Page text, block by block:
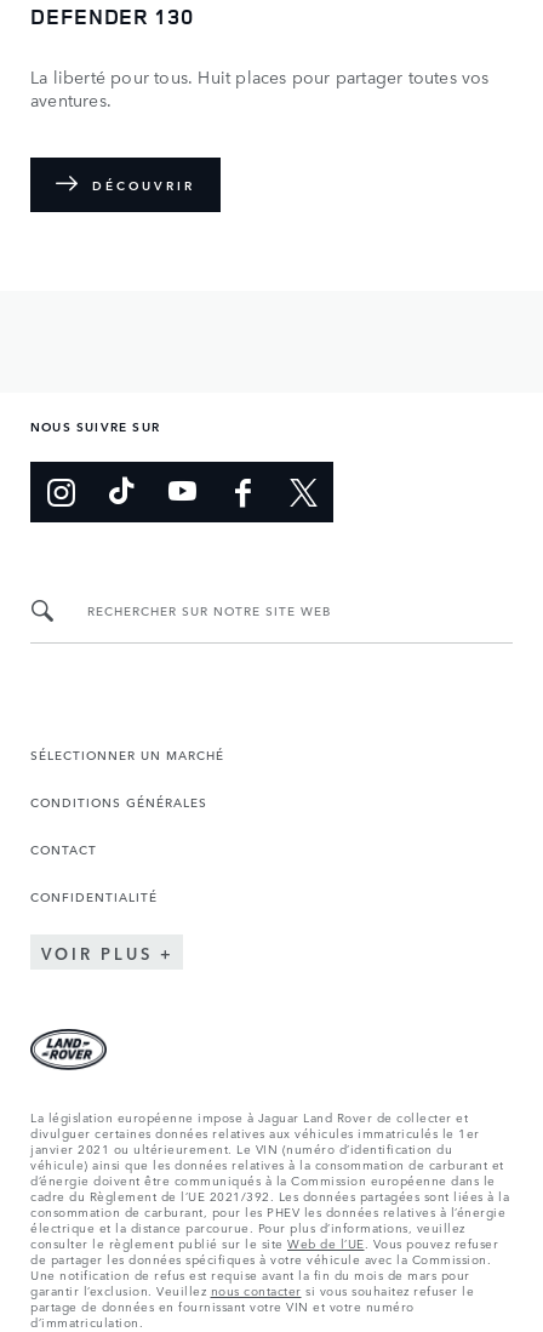
DEFENDER 130
La liberté pour tous. Huit places pour partager toutes vos
aventures.
DÉCOUVRIR
NOUS SUIVRE SUR
RECHERCHER SUR NOTRE SITE WEB
SÉLECTIONNER UN MARCHÉ
CONDITIONS GÉNÉRALES
CONTACT
CONFIDENTIALITÉ
VOIR PLUS
La législation européenne impose à Jaguar Land Rover de collecter et
divulguer certaines données relatives aux véhicules immatriculés le 1er
janvier 2021 ou ultérieurement. Le VIN (numéro d’identification du
véhicule) ainsi que les données relatives à la consommation de carburant et
d’énergie doivent être communiqués à la Commission européenne dans le
cadre du Règlement de l’UE 2021/392. Les données partagées sont liées à la
consommation de carburant, pour les PHEV les données relatives à l’énergie
électrique et la distance parcourue. Pour plus d’informations, veuillez
consulter le règlement publié sur le site Web de l’UE . Vous pouvez refuser
de partager les données spécifiques à votre véhicule avec la Commission.
Une notification de refus est requise avant la fin du mois de mars pour
garantir l’exclusion. Veuillez nous contacter si vous souhaitez refuser le
partage de données en fournissant votre VIN et votre numéro
d’immatriculation.